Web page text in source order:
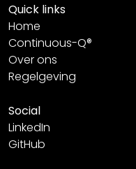
Quick links
Home
Continuous-Q®
Over ons
Regelgeving
Social
LinkedIn
GitHub